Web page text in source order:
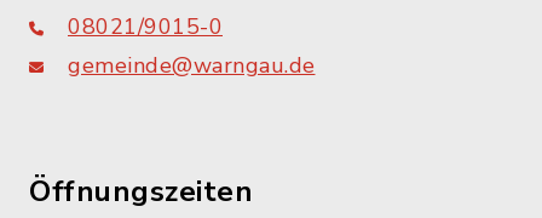
08021/9015-0
gemeinde@warngau.de
Öffnungszeiten